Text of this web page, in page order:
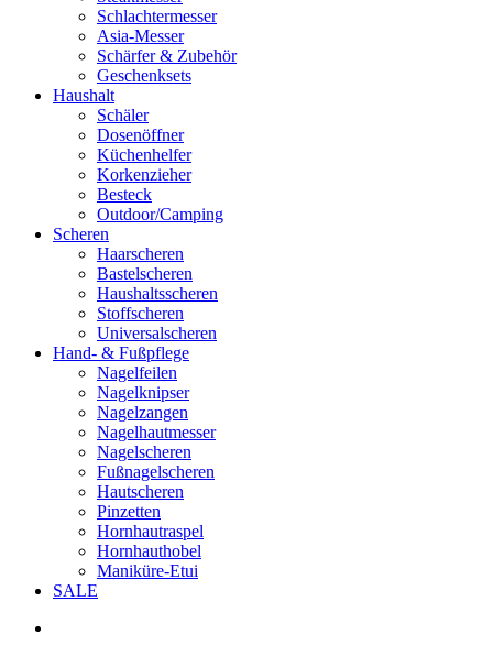
Schlachtermesser
Asia-Messer
Schärfer & Zubehör
Geschenksets
Haushalt
Schäler
Dosenöffner
Küchenhelfer
Korkenzieher
Besteck
Outdoor/Camping
Scheren
Haarscheren
Bastelscheren
Haushaltsscheren
Stoffscheren
Universalscheren
Hand- & Fußpflege
Nagelfeilen
Nagelknipser
Nagelzangen
Nagelhautmesser
Nagelscheren
Fußnagelscheren
Hautscheren
Pinzetten
Hornhautraspel
Hornhauthobel
Maniküre-Etui
SALE